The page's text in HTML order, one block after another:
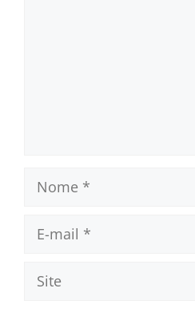
mail
Site